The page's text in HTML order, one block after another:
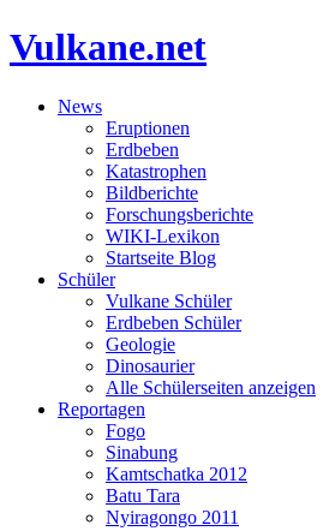
Vulkane.net
News
Eruptionen
Erdbeben
Katastrophen
Bildberichte
Forschungsberichte
WIKI-Lexikon
Startseite Blog
Schüler
Vulkane Schüler
Erdbeben Schüler
Geologie
Dinosaurier
Alle Schülerseiten anzeigen
Reportagen
Fogo
Sinabung
Kamtschatka 2012
Batu Tara
Nyiragongo 2011